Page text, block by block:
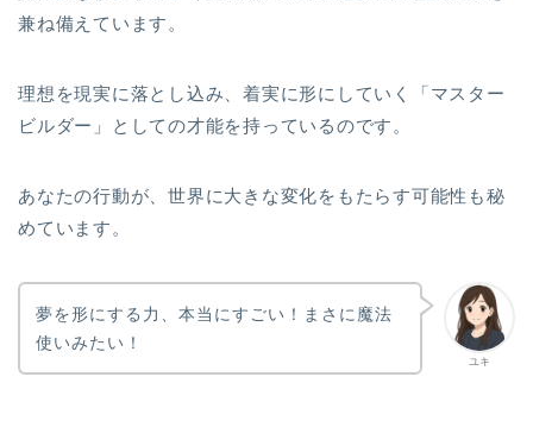
兼ね備えています。
理想を現実に落とし込み、着実に形にしていく「マスター
ビルダー」としての才能を持っているのです。
あなたの行動が、世界に大きな変化をもたらす可能性も秘
めています。
ユキ
夢を形にする力、本当にすごい！まさに魔法
使いみたい！